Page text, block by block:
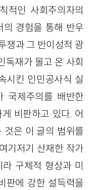
적인 사회주의자의
의 경험을 통해 반우
쟁과 그 반이성적 광
독재가 몰고 온 사회
시킨 인민공사식 실
국제주의를 배반한
비판하고 있다. 어
것은 이 글의 범위를
기저기 산재한 작가
구체적 형상과 미
판에 강한 설득력을